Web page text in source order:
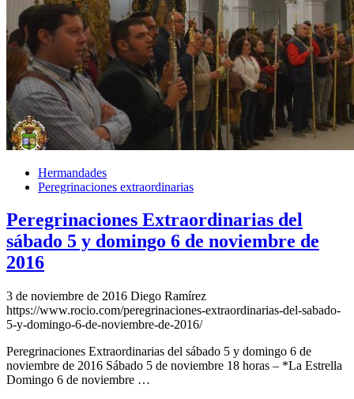
Hermandades
Peregrinaciones extraordinarias
Peregrinaciones Extraordinarias del
sábado 5 y domingo 6 de noviembre de
2016
3 de noviembre de 2016 Diego Ramírez
https://www.rocio.com/peregrinaciones-extraordinarias-del-sabado-
5-y-domingo-6-de-noviembre-de-2016/
Peregrinaciones Extraordinarias del sábado 5 y domingo 6 de
noviembre de 2016 Sábado 5 de noviembre 18 horas – *La Estrella
Domingo 6 de noviembre …